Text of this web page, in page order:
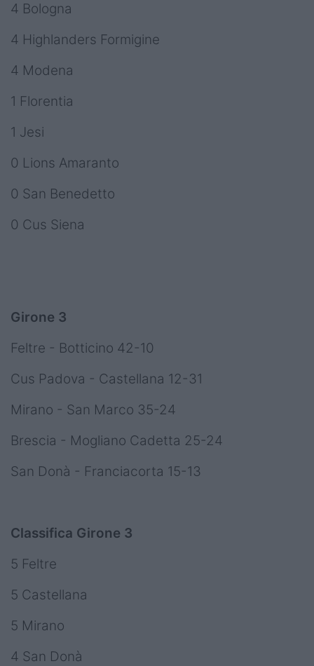
4 Bologna
4 Highlanders Formigine
4 Modena
1 Florentia
1 Jesi
0 Lions Amaranto
0 San Benedetto
0 Cus Siena
Girone 3
Feltre - Botticino 42-10
Cus Padova - Castellana 12-31
Mirano - San Marco 35-24
Brescia - Mogliano Cadetta 25-24
San Donà - Franciacorta 15-13
Classifica Girone 3
5 Feltre
5 Castellana
5 Mirano
4 San Donà